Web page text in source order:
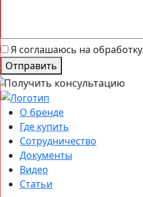
Я соглашаюсь на обработку
Отправить
О бренде
Где купить
Сотрудничество
Документы
Видео
Статьи